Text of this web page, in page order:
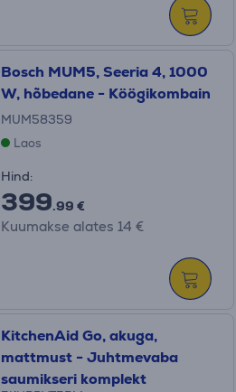
Bosch MUM5, Seeria 4, 1000
W, hõbedane - Köögikombain
MUM58359
Laos
Hind:
399.99 €
Kuumakse alates 14 €
KitchenAid Go, akuga,
mattmust - Juhtmevaba
saumikseri komplekt